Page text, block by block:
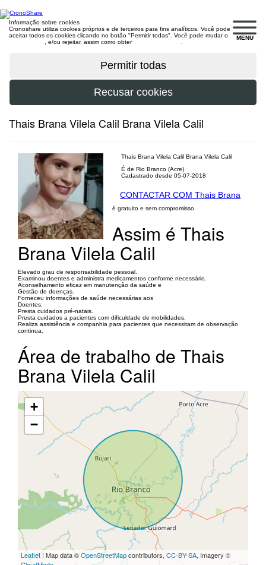
MENU
Informação sobre cookies
Cronoshare utiliza cookies próprios e de terceiros para fins analíticos. Você pode
aceitar todos os cookies clicando no botão "Permitir todas". Você pode mudar o
, e/ou rejeitar, assim como obter
Thais Brana Vilela Calil Brana Vilela Calil
Thais Brana Vilela Calil Brana Vilela Calil
É de Rio Branco (Acre)
Cadastrado desde 05-07-2018
CONTACTAR COM Thais Brana
é gratuito e sem compromisso
Assim é Thais
Brana Vilela Calil
Elevado grau de responsabilidade pessoal.
Examinou doentes e administra medicamentos conforme necessário.
Aconselhamento eficaz em manutenção da saúde e
Gestão de doenças.
Forneceu informações de saúde necessárias aos
Doentes.
Presta cuidados pré-natais.
Presta cuidados a pacientes com dificuldade de mobilidades.
Realiza assistência e companhia para pacientes que necessitam de observação
continua.
Área de trabalho de Thais
Brana Vilela Calil
+
−
Leaflet | Map data ©OpenStreetMapcontributors, CC-BY-SA, Imagery ©